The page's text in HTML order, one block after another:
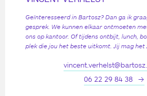
Geïnteresseerd in Bartosz? Dan ga ik
gesprek. We kunnen elkaar ontmoeten
ons op kantoor. Of tijdens ontbijt, lunch,
plek die jou het beste uitkomt. Jij mag het
06 22 29 84 38